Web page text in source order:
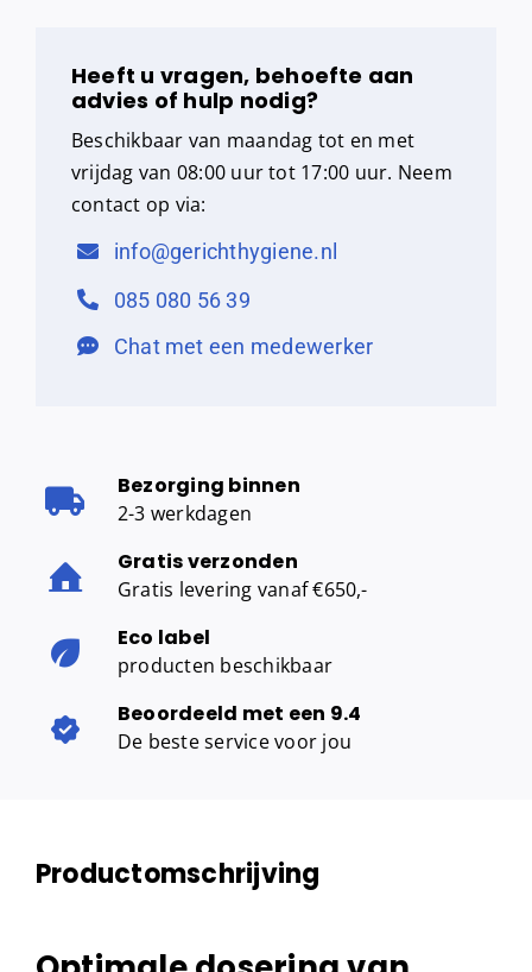
Heeft u vragen, behoefte aan
advies of hulp nodig?
Beschikbaar van maandag tot en met
vrijdag van 08:00 uur tot 17:00 uur. Neem
contact op via:
info@gerichthygiene.nl
085 080 56 39
Chat met een medewerker
Bezorging binnen
2-3 werkdagen
Gratis verzonden
Gratis levering vanaf €650,-
Eco label
producten beschikbaar
Beoordeeld met een 9.4
De beste service voor jou
Productomschrijving